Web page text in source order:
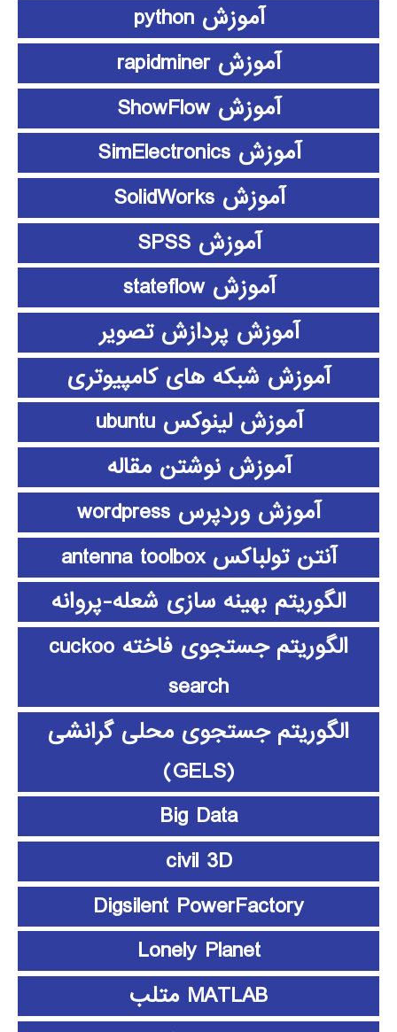
آموزش python
آموزش rapidminer
آموزش ShowFlow
آموزش SimElectronics
آموزش SolidWorks
آموزش SPSS
آموزش stateflow
آموزش پردازش تصویر
آموزش شبکه های کامپیوتری
آموزش لینوکس ubuntu
آموزش نوشتن مقاله
آموزش وردپرس wordpress
آنتن تولباکس antenna toolbox
الگوریتم بهینه سازی شعله-پروانه
الگوریتم جستجوی فاخته cuckoo
search
الگوریتم جستجوی محلی گرانشی
(GELS)
Big Data
civil 3D
Digsilent PowerFactory
Lonely Planet
MATLAB متلب